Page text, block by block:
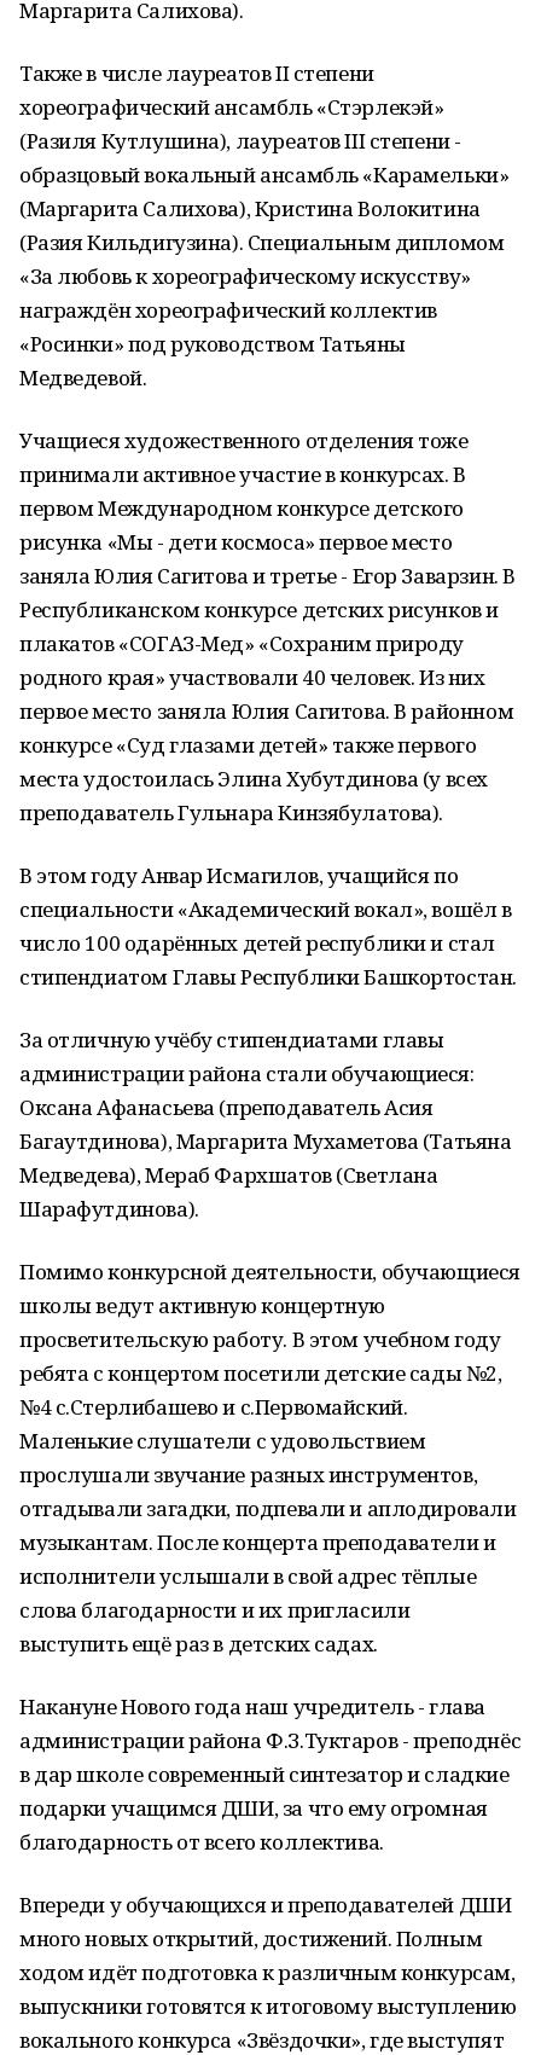
Маргарита Салихова).
Также в числе лауреатов II степени
хореографический ансамбль «Стэрлекэй»
(Разиля Кутлушина), лауреатов III степени -
образцовый вокальный ансамбль «Карамельки»
(Маргарита Салихова), Кристина Волокитина
(Разия Кильдигузина). Специальным дипломом
«За любовь к хореографическому искусству»
награждён хореографический коллектив
«Росинки» под руководством Татьяны
Медведевой.
Учащиеся художественного отделения тоже
принимали активное участие в конкурсах. В
первом Международном конкурсе детского
рисунка «Мы - дети космоса» первое место
заняла Юлия Сагитова и третье - Егор Заварзин. В
Республиканском конкурсе детских рисунков и
плакатов «СОГАЗ-Мед» «Сохраним природу
родного края» участвовали 40 человек. Из них
первое место заняла Юлия Сагитова. В районном
конкурсе «Суд глазами детей» также первого
места удостоилась Элина Хубутдинова (у всех
преподаватель Гульнара Кинзябулатова).
В этом году Анвар Исмагилов, учащийся по
специальности «Академический вокал», вошёл в
число 100 одарённых детей республики и стал
стипендиатом Главы Республики Башкортостан.
За отличную учёбу стипендиатами главы
администрации района стали обучающиеся:
Оксана Афанасьева (преподаватель Асия
Багаутдинова), Маргарита Мухаметова (Татьяна
Медведева), Мераб Фархшатов (Светлана
Шарафутдинова).
Помимо конкурсной деятельности, обучающиеся
школы ведут активную концертную
просветительскую работу. В этом учебном году
ребята с концертом посетили детские сады №2,
№4 с.Стерлибашево и с.Первомайский.
Маленькие слушатели с удовольствием
прослушали звучание разных инструментов,
отгадывали загадки, подпевали и аплодировали
музыкантам. После концерта преподаватели и
исполнители услышали в свой адрес тёплые
слова благодарности и их пригласили
выступить ещё раз в детских садах.
Накануне Нового года наш учредитель - глава
администрации района Ф.З.Туктаров - преподнёс
в дар школе современный синтезатор и сладкие
подарки учащимся ДШИ, за что ему огромная
благодарность от всего коллектива.
Впереди у обучающихся и преподавателей ДШИ
много новых открытий, достижений. Полным
ходом идёт подготовка к различным конкурсам,
выпускники готовятся к итоговому выступлению
вокального конкурса «Звёздочки», где выступят